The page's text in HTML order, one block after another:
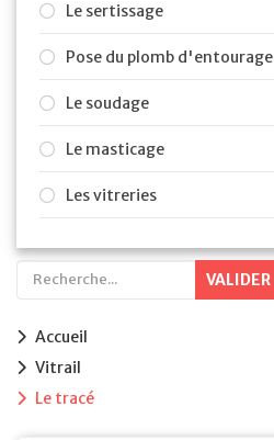
Le sertissage
Pose du plomb d'entourage
Le soudage
Le masticage
Les vitreries
VALIDER
Accueil
Vitrail
Le tracé